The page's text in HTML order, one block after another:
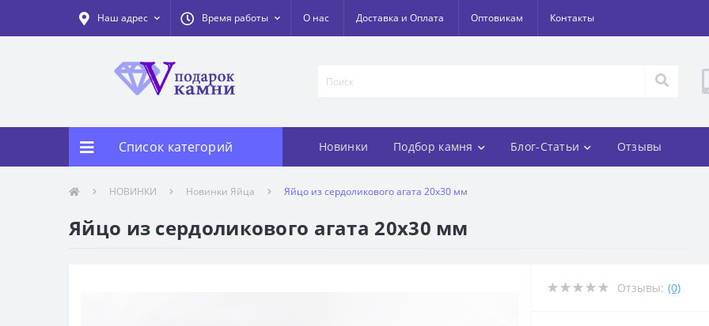
Наш адрес Время работы О нас Доставка и Оплата Оптовикам Контакты
Список категорий Новинки Подбор камня Блог-Статьи Отзывы
НОВИНКИ Новинки Яйца Яйцо из сердоликового агата 20х30 мм
Яйцо из сердоликового агата 20х30 мм
Отзывы: (0)